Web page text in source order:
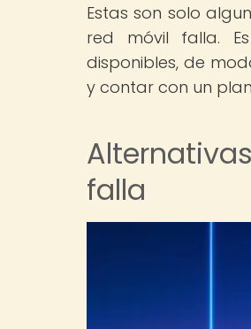
Estas son solo
red móvil falla.
disponibles, de
y contar con un
falla